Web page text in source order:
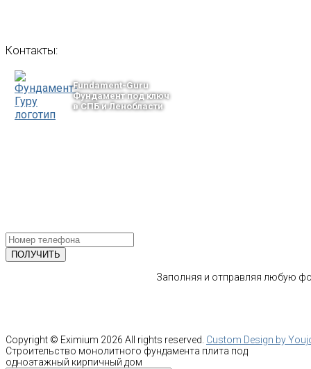
Контакты:
Fundament-Guru
Фундамент под ключ
в СПБ и Ленобласти
Заполняя и отправляя любую
Copyright © Eximium 2026 All rights reserved. Custom Design by
Строительство монолитного фундамента плита под
одноэтажный кирпичный дом